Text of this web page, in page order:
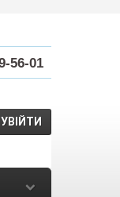
56-01
УВІЙТИ